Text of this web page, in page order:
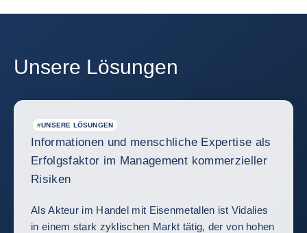
Unsere Lösungen
#UNSERE LÖSUNGEN
Informationen und menschliche Expertise als
Erfolgsfaktor im Management kommerzieller
Risiken
Als Akteur im Handel mit Eisenmetallen ist Vidalies
in einem stark zyklischen Markt tätig, der von hohen